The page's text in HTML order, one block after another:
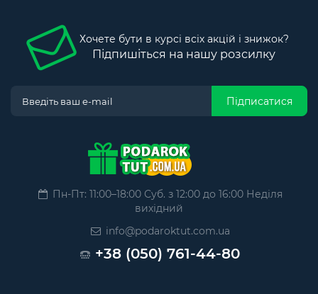
Хочете бути в курсі всіх акцій і знижок?
Підпишіться на нашу розсилку
Підписатися
Пн-Пт: 11:00–18:00 Суб. з 12:00 до 16:00 Неділя
вихідний
info@podaroktut.com.ua
+38 (050) 761-44-80